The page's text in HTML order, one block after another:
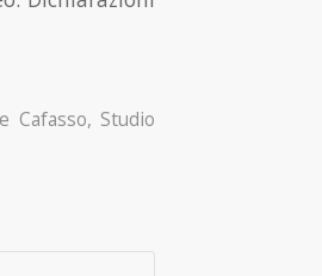
Cafasso, Studio